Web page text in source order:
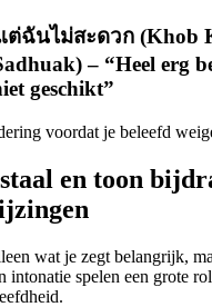
ฉันไม่สะดวก (Khob
– “Heel erg
geschikt”
voordat je beleefd
en toon
wat je zegt belangrijk,
intonatie spelen een grote